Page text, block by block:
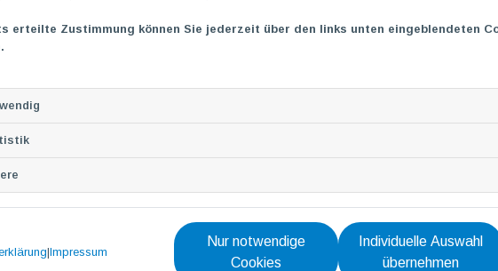
Diese sind u.a. dafür hauptverantwortlich, dass Fenster,
Räumlichkeiten, welche von
erteilte Zustimmung können Sie jederzeit über den links unten eingeblendeten
|Impressum
Nur notwendige
Cookies
Individuelle Auswahl
übernehmen